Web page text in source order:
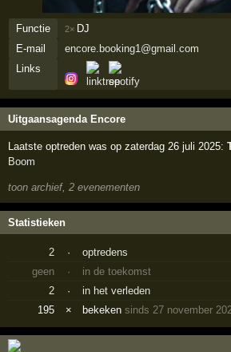
Functie 2× DJ
E-mail
encore.booking1@gmail.com
Links
Uitgaansagenda Encore
Laatste optreden was op zaterdag 26 juli 2025:
Boom
toon archief, 2 evenementen
Statistieken
2 ·
optredens
geen
·
in de toekomst
2
·
in het verleden
195
× bekekensinds 27 november